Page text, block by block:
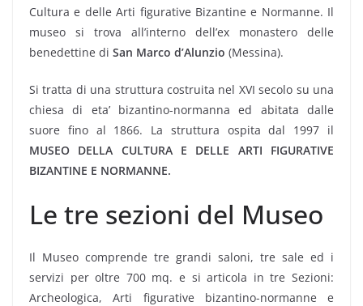
Cultura e delle Arti figurative Bizantine e Normanne. Il
museo si trova all’interno dell’ex monastero delle
benedettine di San Marco d’Alunzio (Messina).
Si tratta di una struttura costruita nel XVI secolo su una
chiesa di eta’ bizantino-normanna ed abitata dalle
suore fino al 1866. La struttura ospita dal 1997 il
MUSEO DELLA CULTURA E DELLE ARTI FIGURATIVE
BIZANTINE E NORMANNE.
Le tre sezioni del Museo
Il Museo comprende tre grandi saloni, tre sale ed i
servizi per oltre 700 mq. e si articola in tre Sezioni:
Archeologica, Arti figurative bizantino-normanne e